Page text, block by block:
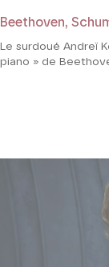
Beethoven,
Le surdoué Andreï
piano » de